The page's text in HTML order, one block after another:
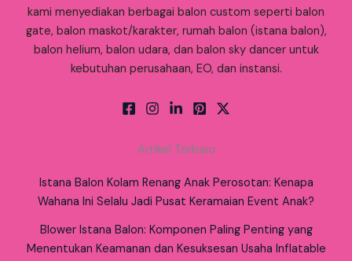
kami menyediakan berbagai balon custom seperti balon
gate, balon maskot/karakter, rumah balon (istana balon),
balon helium, balon udara, dan balon sky dancer untuk
kebutuhan perusahaan, EO, dan instansi.
Artikel Terbaru
Istana Balon Kolam Renang Anak Perosotan: Kenapa
Wahana Ini Selalu Jadi Pusat Keramaian Event Anak?
Blower Istana Balon: Komponen Paling Penting yang
Menentukan Keamanan dan Kesuksesan Usaha Inflatable